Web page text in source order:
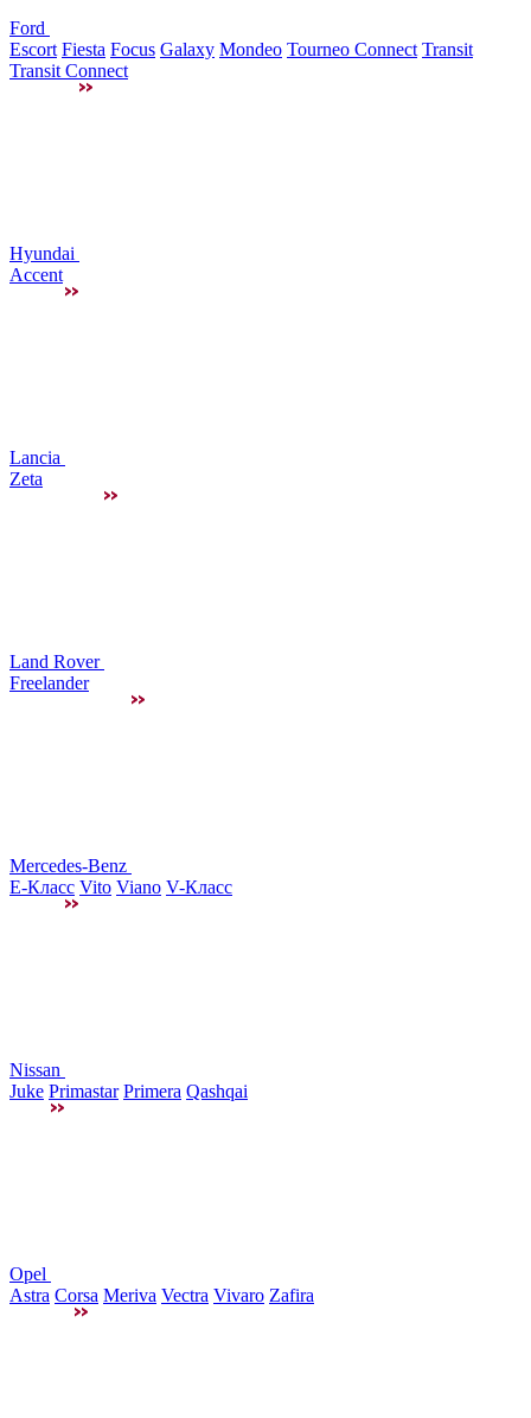
Ford
Escort Fiesta Focus Galaxy Mondeo Tourneo Connect Transit
Transit Connect
Hyundai
Accent
Lancia
Zeta
Land Rover
Freelander
Mercedes-Benz
E-Класс Vito Viano V-Класс
Nissan
Juke Primastar Primera Qashqai
Opel
Astra Corsa Meriva Vectra Vivaro Zafira